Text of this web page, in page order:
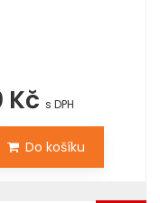
Kč s DPH
Do košíku